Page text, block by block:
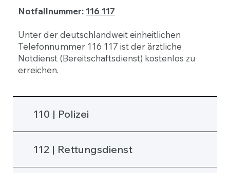
Notfallnummer: 116 117
Unter der deutschlandweit einheitlichen
Telefonnummer 116 117 ist der ärztliche
Notdienst (Bereitschaftsdienst) kostenlos zu
erreichen.
110 | Polizei
112 | Rettungsdienst